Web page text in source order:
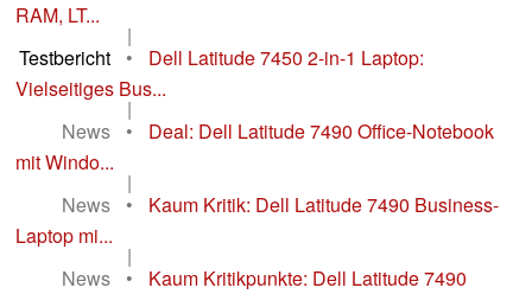
RAM, LT...
|
Testbericht
•
Dell Latitude 7450 2-in-1 Laptop:
Vielseitiges Bus...
|
News
•
Deal: Dell Latitude 7490 Office-Notebook
mit Windo...
|
News
•
Kaum Kritik: Dell Latitude 7490 Business-
Laptop mi...
|
News
•
Kaum Kritikpunkte: Dell Latitude 7490